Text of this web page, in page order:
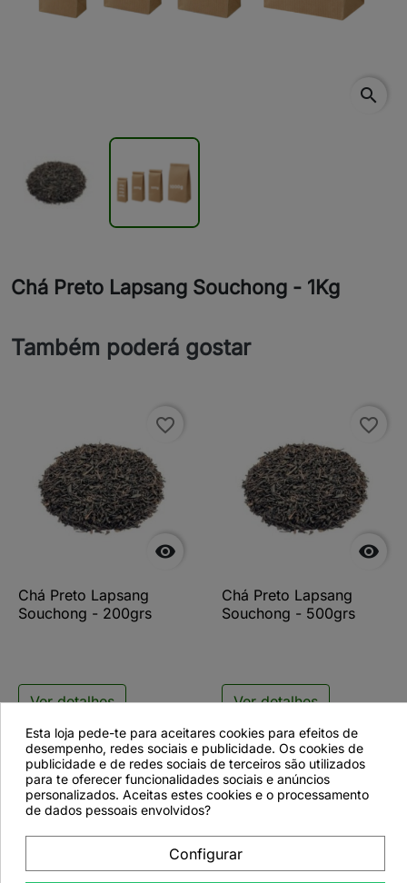
search
Chá Preto Lapsang Souchong - 1Kg
Também poderá gostar

favorite_border
Chá Preto Lapsang
Souchong - 200grs
Ver detalhes

favorite_border
Chá Preto Lapsang
Souchong - 500grs
Ver detalhes
favorite_border
Esta loja pede-te para aceitares cookies para efeitos de
desempenho, redes sociais e publicidade. Os cookies de
publicidade e de redes sociais de terceiros são utilizados
para te oferecer funcionalidades sociais e anúncios
personalizados. Aceitas estes cookies e o processamento
de dados pessoais envolvidos?
Configurar